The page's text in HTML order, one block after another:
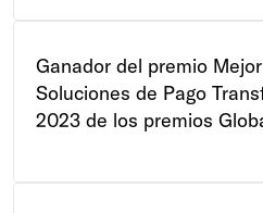
Ganador del premio
Soluciones de Pago
2023 de los premios